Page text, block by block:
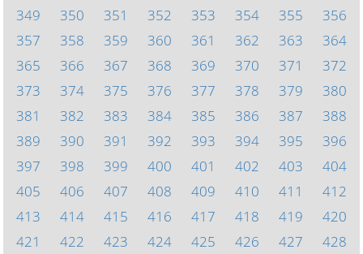
349
350 351 352 353 354 355
356
357
358 359 360 361 362 363
364
365
366 367 368 369 370 371
372
373
374 375 376 377 378 379
380
381
382 383 384 385 386 387
388
389
390 391 392 393 394 395
396
397
398 399 400 401 402 403
404
405
406 407 408 409 410 411
412
413
414 415 416 417 418 419
420
421
422 423 424 425 426 427 428